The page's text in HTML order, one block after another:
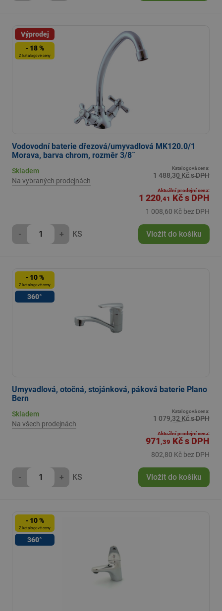
Výprodej
- 18 %
Z katalogové ceny
Vodovodní baterie dřezová/umyvadlová MK120.0/1
Morava, barva chrom, rozměr 3/8˝
Skladem
Na vybraných prodejnách
Katalogová cena:
1 488,30 Kč s DPH
Aktuální prodejní cena:
1 220,41 Kčs DPH
1 008,60 Kč bez DPH
- + KS Vložit do košíku
- 10 %
Z katalogové ceny
360°
Umyvadlová, otočná, stojánková, páková baterie Plano
Bern
Skladem
Na všech prodejnách
Katalogová cena:
1 079,32 Kč s DPH
Aktuální prodejní cena:
971 ,39 Kčs DPH
802,80 Kč bez DPH
- + KS Vložit do košíku
- 10 %
Z katalogové ceny
360°